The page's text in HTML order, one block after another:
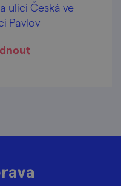
ulici Česká ve
Pavlov